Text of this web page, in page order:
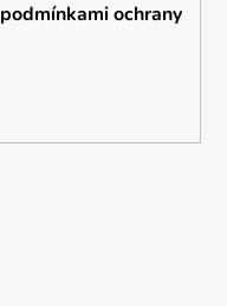
podmínkami ochrany